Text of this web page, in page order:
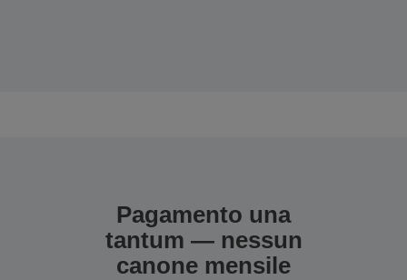
Pagamento una
tantum — nessun
canone mensile